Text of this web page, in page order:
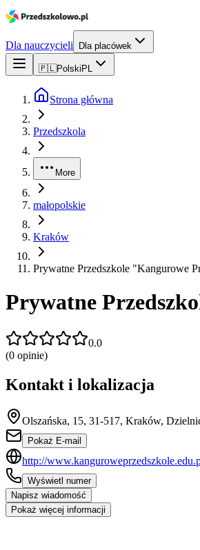
Dla nauczycieli Dla placówek
🇵🇱Polski PL
Strona główna
Przedszkola
More
małopolskie
Kraków
Prywatne Przedszkole "Kangurowe
Prywatne
0.0
(0 opinie)
Kontakt i lokalizacja
Olszańska, 15, 31-517, Kraków,
Pokaż E-mail
http://
Wyświetl numer
Napisz wiadomość
Pokaż więcej informacji